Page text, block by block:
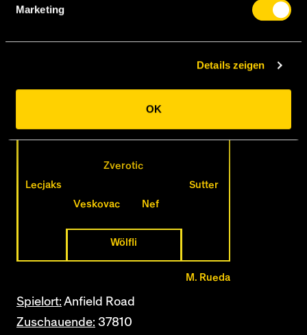
Marketing
Details zeigen
OK
Bobadilla
Farnerud
Zarate
Zverotic
Lecjaks
Sutter
Veskovac
Nef
Wölfli
M. Rueda
Spielort: Anfield Road
Zuschauende: 37810